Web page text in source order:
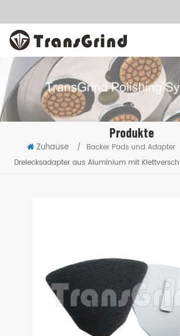
Produkte
Zuhause / Backer Pads und Adapter
Dreiecksadapter aus Aluminium mit